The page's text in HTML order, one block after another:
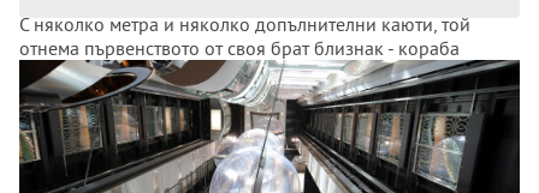
С няколко метра и няколко допълнителни каюти, той
отнема първенството от своя брат близнак - кораба
"Хармония на моретата" - който френският
корабостроител предаде през май 2016 г. на същия
корабособственик Роял карибиън крузис.